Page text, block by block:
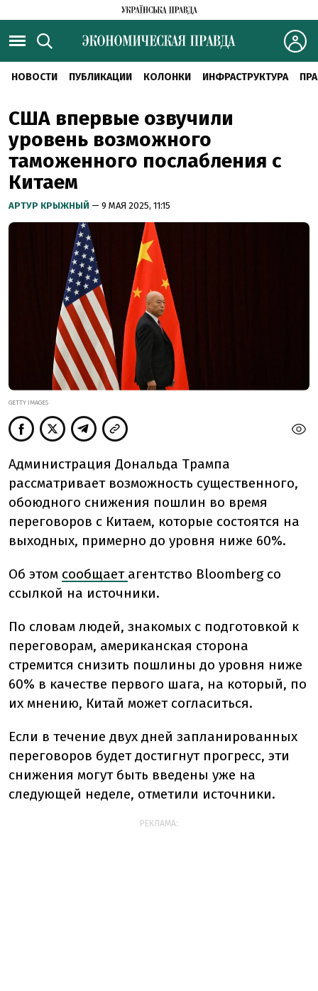
НОВОСТИ ПУБЛИКАЦИИ КОЛОНКИ ИНФРАСТРУКТУРА
США впервые озвучили
уровень возможного
таможенного послабления с
Китаем
АРТУР КРЫЖНЫЙ — 9 МАЯ 2025, 11:15
GETTY IMAGES
Администрация Дональда Трампа
рассматривает возможность существенного,
обоюдного снижения пошлин во время
переговоров с Китаем, которые состоятся на
выходных, примерно до уровня ниже 60%.
Об этом сообщает агентство Bloomberg со
ссылкой на источники.
По словам людей, знакомых с подготовкой к
переговорам, американская сторона
стремится снизить пошлины до уровня ниже
60% в качестве первого шага, на который, по
их мнению, Китай может согласиться.
Если в течение двух дней запланированных
переговоров будет достигнут прогресс, эти
снижения могут быть введены уже на
следующей неделе, отметили источники.
РЕКЛАМА: